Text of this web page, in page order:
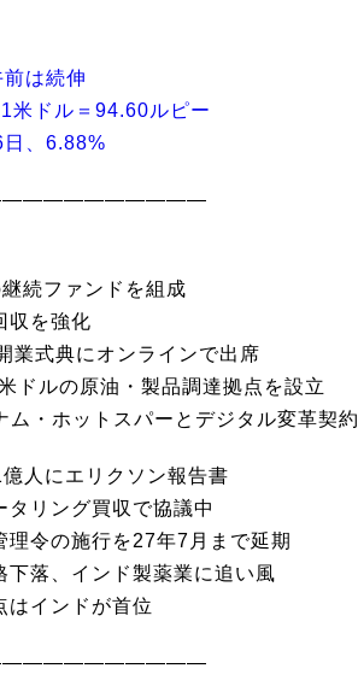
は続伸
米ドル＝94.60ルピー
日、6.88%
続ファンドを組成
収を強化
業式典にオンラインで出席
ドルの原油・製品調達拠点を設立
ム・ホットスパーとデジタル変革契約
人にエリクソン報告書
タリング買収で協議中
理令の施行を27年7月まで延期
下落、インド製薬業に追い風
はインドが首位